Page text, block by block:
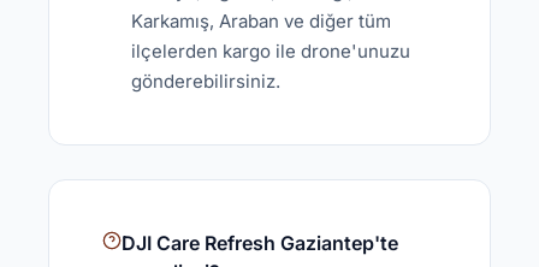
Karkamış, Araban ve diğer tüm
ilçelerden kargo ile drone'unuzu
gönderebilirsiniz.
DJI Care Refresh Gaziantep'te